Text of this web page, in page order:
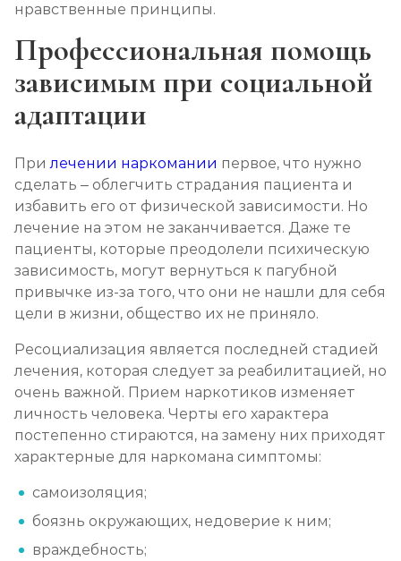
нравственные принципы.
Профессиональная помощь
зависимым при социальной
адаптации
Прилечении наркомании первое, что нужно
сделать – облегчить страдания пациента и
избавить его от физической зависимости. Но
лечение на этом не заканчивается. Даже те
пациенты, которые преодолели психическую
зависимость, могут вернуться к пагубной
привычке из-за того, что они не нашли для себя
цели в жизни, общество их не приняло.
Ресоциализация является последней стадией
лечения, которая следует за реабилитацией, но
очень важной. Прием наркотиков изменяет
личность человека. Черты его характера
постепенно стираются, на замену них приходят
характерные для наркомана симптомы:
самоизоляция;
боязнь окружающих, недоверие к ним;
враждебность;